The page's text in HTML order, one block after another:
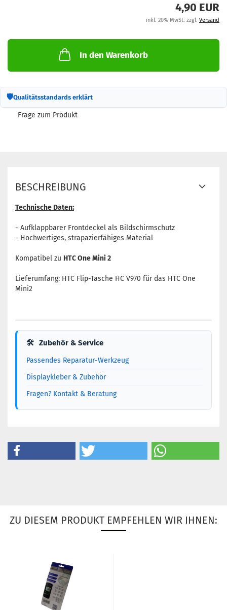
4,90 EUR
inkl. 20% MwSt. zzgl. Versand
In den Warenkorb
🛡Qualitätsstandards erklärt
Frage zum Produkt
BESCHREIBUNG
Technische Daten:
- Aufklappbarer Frontdeckel als Bildschirmschutz
- Hochwertiges, strapazierfähiges Material
Kompatibel zu HTC One Mini 2
Lieferumfang: HTC Flip-Tasche HC V970 für das HTC One
Mini2
🛠 Zubehör & Service
Passendes Reparatur-Werkzeug
Displaykleber & Zubehör
Fragen? Kontakt & Beratung
ZU DIESEM PRODUKT EMPFEHLEN WIR IHNEN: